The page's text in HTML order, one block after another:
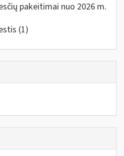
pakeitimai nuo 2026 m.
(1)